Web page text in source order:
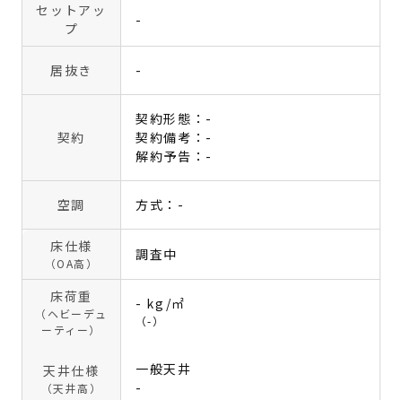
セットアッ
プ
-
居抜き -
契約
契約形態：-
契約備考：-
解約予告：-
空調 方式：-
床仕様
（OA高）
調査中
床荷重
（ヘビーデュ
ーティー）
- kg/㎡
（-）
天井仕様
（天井高）
一般天井
-